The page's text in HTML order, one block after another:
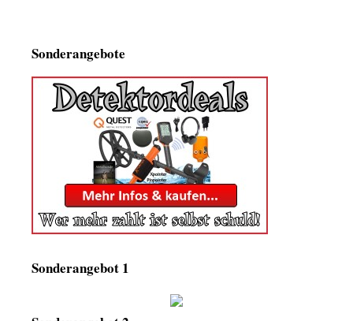
Sonderangebote
Sonderangebot 1